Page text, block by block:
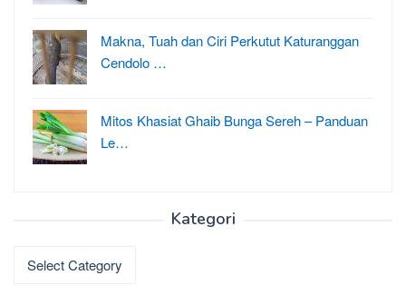
Makna, Tuah dan Ciri Perkutut Katuranggan
Cendolo …
Mitos Khasiat Ghaib Bunga Sereh – Panduan
Le…
Kategori
Kategori